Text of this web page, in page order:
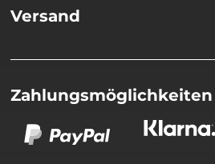
Versand
Zahlungsmöglichkeiten